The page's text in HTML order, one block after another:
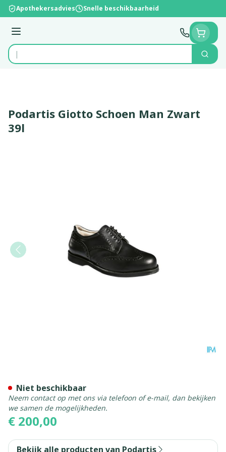
Ga naar de inhoud
Apothekersadvies Snelle beschikbaarheid
Menu
Product, merk, categorie...
Zoek
Podartis Giotto Schoen Man Zwart
39l
€ 200,00
Niet beschikbaar
Neem contact op met ons via telefoon of e-mail, dan bekijken
we samen de mogelijkheden.
Bekijk alle producten van Podartis